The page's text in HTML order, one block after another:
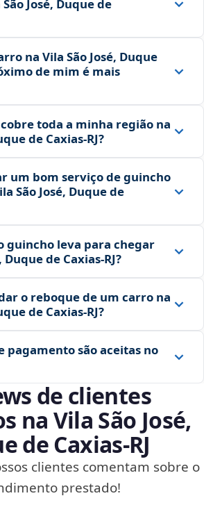
José, Duque de
na Vila São José, Duque
de mim é mais
toda a minha região na
de Caxias‑RJ?
um bom serviço de guincho
São José, Duque de
guincho leva para chegar
Duque de Caxias‑RJ?
o reboque de um carro na
de Caxias‑RJ?
pagamento são aceitas no
de clientes
na Vila São José,
de Caxias‑RJ
clientes comentam sobre o
prestado!